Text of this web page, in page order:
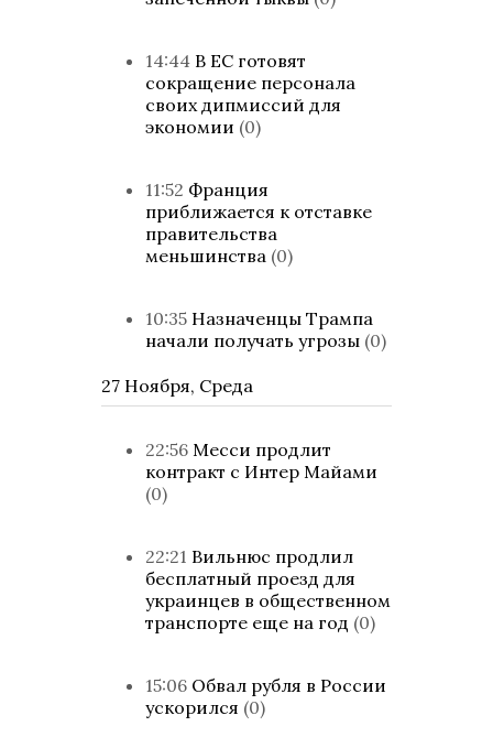
14:44 В ЕС готовят
сокращение персонала
своих дипмиссий для
экономии (0)
11:52 Франция
приближается к отставке
правительства
меньшинства (0)
10:35 Назначенцы Трампа
начали получать угрозы (0)
27 Ноября, Среда
22:56 Месси продлит
контракт с Интер Майами
(0)
22:21 Вильнюс продлил
бесплатный проезд для
украинцев в общественном
транспорте еще на год (0)
15:06 Обвал рубля в России
ускорился (0)